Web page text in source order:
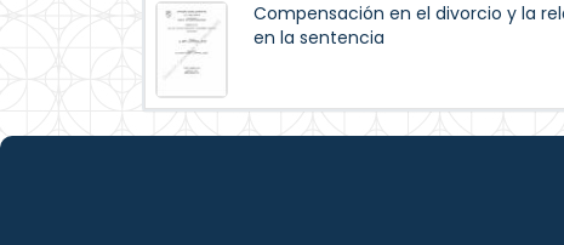
Compensación en el divorcio y la
en la sentencia